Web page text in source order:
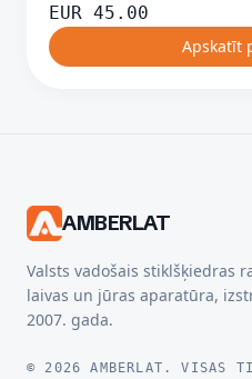
EUR 45.00
Apskatīt
AMBERLAT
Valsts vadošais stiklšķiedras
laivas un jūras aparatūra,
2007. gada.
© 2026 AMBERLAT. VISAS